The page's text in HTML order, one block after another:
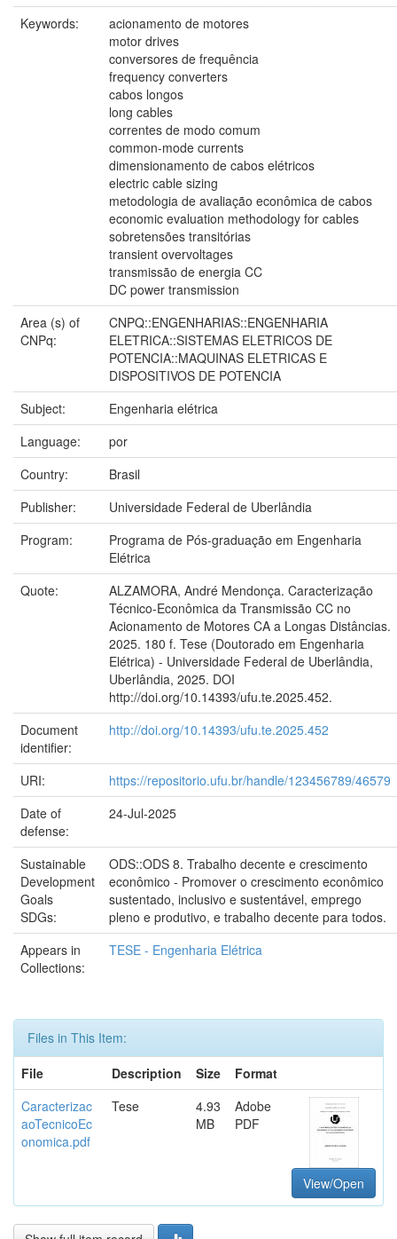
Keywords:
acionamento de motores
motor drives
conversores de frequência
frequency converters
cabos longos
long cables
correntes de modo comum
common-mode currents
dimensionamento de cabos elétricos
electric cable sizing
metodologia de avaliação econômica de cabos
economic evaluation methodology for cables
sobretensões transitórias
transient overvoltages
transmissão de energia CC
DC power transmission
Area (s) of
CNPq:
CNPQ::ENGENHARIAS::ENGENHARIA
ELETRICA::SISTEMAS ELETRICOS DE
POTENCIA::MAQUINAS ELETRICAS E
DISPOSITIVOS DE POTENCIA
Subject:
Engenharia elétrica
Language:
por
Country:
Brasil
Publisher:
Universidade Federal de Uberlândia
Program:
Programa de Pós-graduação em Engenharia
Elétrica
Quote:
ALZAMORA, André Mendonça. Caracterização
Técnico-Econômica da Transmissão CC no
Acionamento de Motores CA a Longas Distâncias.
2025. 180 f. Tese (Doutorado em Engenharia
Elétrica) - Universidade Federal de Uberlândia,
Uberlândia, 2025. DOI
http://doi.org/10.14393/ufu.te.2025.452.
Document
identifier:
http://doi.org/10.14393/ufu.te.2025.452
URI:
https://repositorio.ufu.br/handle/123456789/46579
Date of
defense:
24-Jul-2025
Sustainable
Development
Goals
SDGs:
ODS::ODS 8. Trabalho decente e crescimento
econômico - Promover o crescimento econômico
sustentado, inclusivo e sustentável, emprego
pleno e produtivo, e trabalho decente para todos.
Appears in
Collections:
TESE - Engenharia Elétrica
Files in This Item:
File
Description Size
Format
Caracterizac
aoTecnicoEc
onomica.pdf
Tese
4.93
MB
Adobe
PDF
View/Open